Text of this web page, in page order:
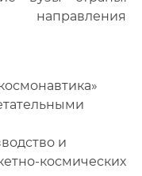
направления
и
космических